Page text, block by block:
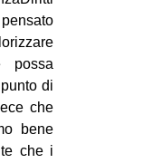
possa
di
che
bene
che i